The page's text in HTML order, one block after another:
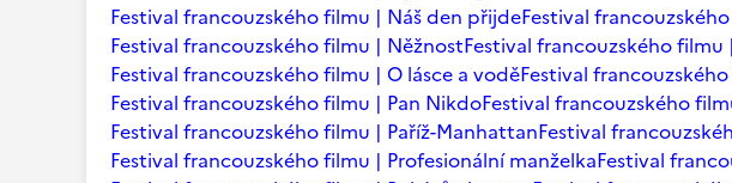
Festival francouzského filmu | Náš den přijdeFestival
Festival francouzského filmu | NěžnostFestival francouzského
Festival francouzského filmu | O lásce a voděFestival
Festival francouzského filmu | Pan NikdoFestival francouzského
Festival francouzského filmu | Paříž-ManhattanFestival
Festival francouzského filmu | Profesionální manželkaFestival